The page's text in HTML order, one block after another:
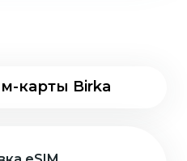
карты Birka